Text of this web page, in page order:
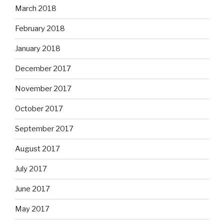
March 2018
February 2018
January 2018
December 2017
November 2017
October 2017
September 2017
August 2017
July 2017
June 2017
May 2017